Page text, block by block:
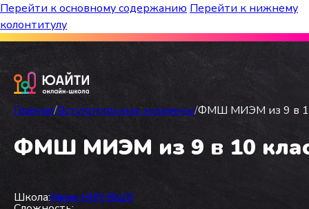
Перейти к основному содержанию Перейти к нижнему
колонтитулу
Бесплатный марафон к топ-школам!
Главная/Вступительные экзамены/ФМШ МИЭМ из 9 в 10
ФМШ МИЭМ из 9 в 10
Школа:Миэм НИУ ВШЭ